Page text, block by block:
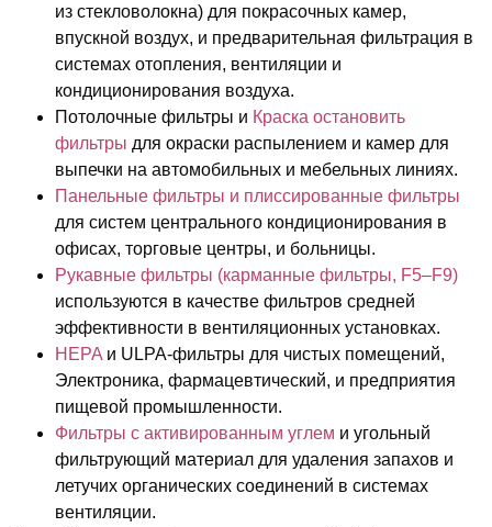
из стекловолокна) для покрасочных камер,
впускной воздух, и предварительная фильтрация в
системах отопления, вентиляции и
кондиционирования воздуха.
Потолочные фильтры и Краска остановить
фильтры для окраски распылением и камер для
выпечки на автомобильных и мебельных линиях.
Панельные фильтры и плиссированные фильтры
для систем центрального кондиционирования в
офисах, торговые центры, и больницы.
Рукавные фильтры (карманные фильтры, F5–F9)
используются в качестве фильтров средней
эффективности в вентиляционных установках.
HEPA и ULPA-фильтры для чистых помещений,
Электроника, фармацевтический, и предприятия
пищевой промышленности.
Фильтры с активированным углем и угольный
фильтрующий материал для удаления запахов и
летучих органических соединений в системах
вентиляции.